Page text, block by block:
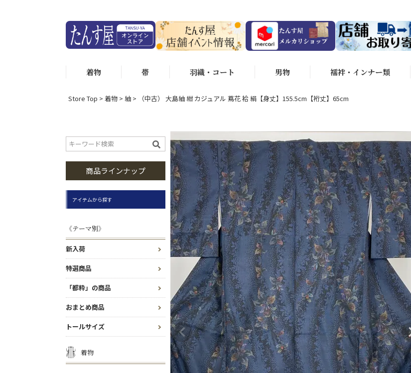
着物 帯 羽織・コート 男物 襦袢・インナー類
Store Top 着物 紬 （中古） 大島紬 紺 カジュアル 蔦花 袷 絹【身丈】155.5cm【裄丈】65cm
商品ラインナップ
アイテムから探す
《テーマ別》
新入荷
特選商品
「都粋」の商品
おまとめ商品
トールサイズ
着物